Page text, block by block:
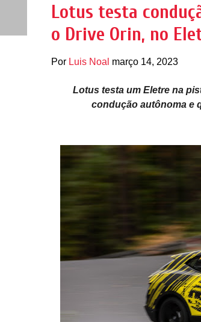
Lotus testa
o Drive Orin, no
Por Luis Noal março 14, 2023
Lotus testa um Eletre na
condução autônoma e